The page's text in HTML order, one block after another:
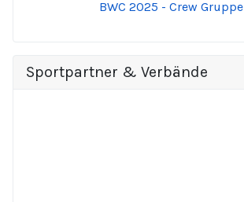
BWC 2025 - Crew
Sportpartner & Verbände